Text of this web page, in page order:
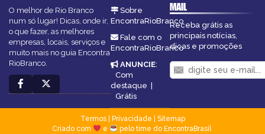
O melhor de Rio Branco
num só lugar! Dicas, onde ir,
o que fazer, as melhores
empresas, locais, serviços e
muito mais no guia Encontra
RioBranco.
Sobre
EncontraRioBranco
Fale com o
EncontraRioBranco
ANUNCIE:
Com
destaque
Grátis
MAIL
Receba grátis as
principais notícias,
dicas e promoções
Termos| Privacidade
Sitemap
Criado com
e pelo time do EncontraBrasil